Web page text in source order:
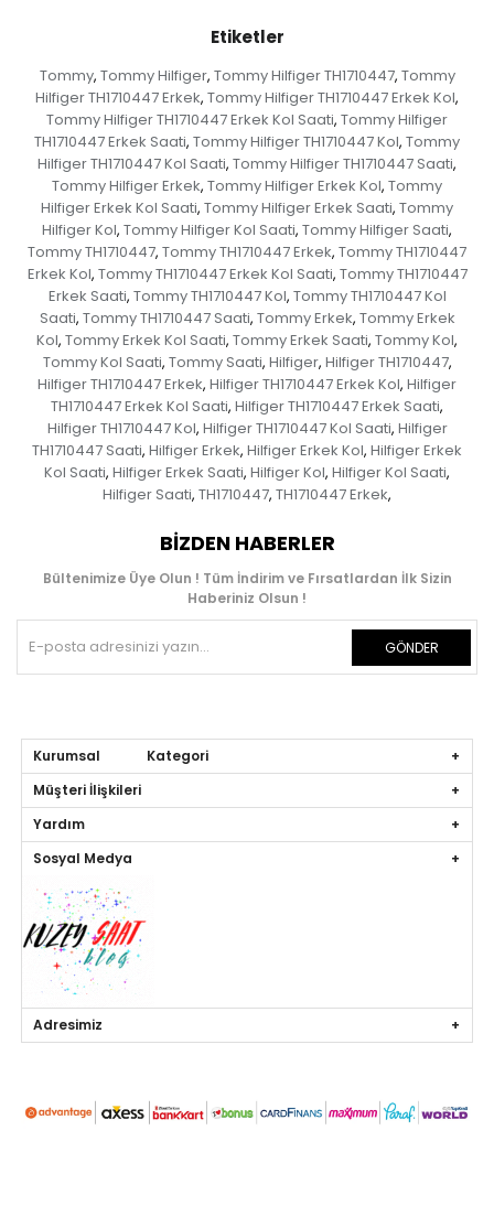
Etiketler
Tommy, Tommy Hilfiger, Tommy Hilfiger TH1710447, Tommy
Hilfiger TH1710447 Erkek, Tommy Hilfiger TH1710447 Erkek Kol,
Tommy Hilfiger TH1710447 Erkek Kol Saati, Tommy Hilfiger
TH1710447 Erkek Saati, Tommy Hilfiger TH1710447 Kol, Tommy
Hilfiger TH1710447 Kol Saati, Tommy Hilfiger TH1710447 Saati,
Tommy Hilfiger Erkek, Tommy Hilfiger Erkek Kol, Tommy
Hilfiger Erkek Kol Saati, Tommy Hilfiger Erkek Saati, Tommy
Hilfiger Kol, Tommy Hilfiger Kol Saati, Tommy Hilfiger Saati,
Tommy TH1710447, Tommy TH1710447 Erkek, Tommy TH1710447
Erkek Kol, Tommy TH1710447 Erkek Kol Saati, Tommy TH1710447
Erkek Saati, Tommy TH1710447 Kol, Tommy TH1710447 Kol
Saati, Tommy TH1710447 Saati, Tommy Erkek, Tommy Erkek
Kol, Tommy Erkek Kol Saati, Tommy Erkek Saati, Tommy Kol,
Tommy Kol Saati, Tommy Saati, Hilfiger, Hilfiger TH1710447,
Hilfiger TH1710447 Erkek, Hilfiger TH1710447 Erkek Kol, Hilfiger
TH1710447 Erkek Kol Saati, Hilfiger TH1710447 Erkek Saati,
Hilfiger TH1710447 Kol, Hilfiger TH1710447 Kol Saati, Hilfiger
TH1710447 Saati, Hilfiger Erkek, Hilfiger Erkek Kol, Hilfiger Erkek
Kol Saati, Hilfiger Erkek Saati, Hilfiger Kol, Hilfiger Kol Saati,
Hilfiger Saati, TH1710447, TH1710447 Erkek,
BIZDEN HABERLER
Bültenimize Üye Olun ! Tüm İndirim ve Fırsatlardan İlk Sizin
Haberiniz Olsun !
GÖNDER
Kurumsal Kategori
Müşteri İlişkileri
Yardım
Sosyal Medya
Adresimiz